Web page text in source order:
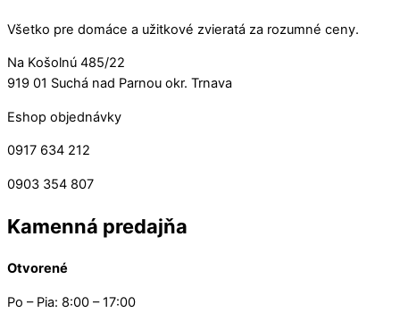
Všetko pre domáce a užitkové zvieratá za rozumné ceny.
Na Košolnú 485/22
919 01 Suchá nad Parnou okr. Trnava
Eshop objednávky
0917 634 212
0903 354 807
Kamenná predajňa
Otvorené
Po – Pia: 8:00 – 17:00